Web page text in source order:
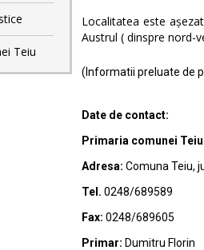
Teiu
Localitatea este
Austrul ( dinspre nord-
(Informatii preluate de
Date de contact:
Primaria comunei Teiu
Adresa: Comuna Teiu,
Tel. 0248/689589
Fax: 0248/689605
Primar: Dumitru Florin